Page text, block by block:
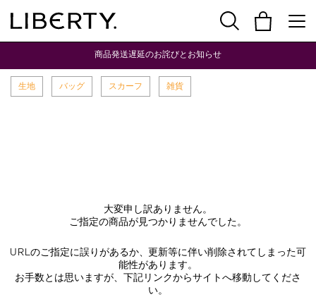
商品発送遅延のお詫びとお知らせ
生地 バッグ スカーフ 雑貨
大変申し訳ありません。
ご指定の商品が見つかりませんでした。
URLのご指定に誤りがあるか、更新等に伴い削除されてしまった可
能性があります。
お手数とは思いますが、下記リンクからサイトへ移動してくださ
い。